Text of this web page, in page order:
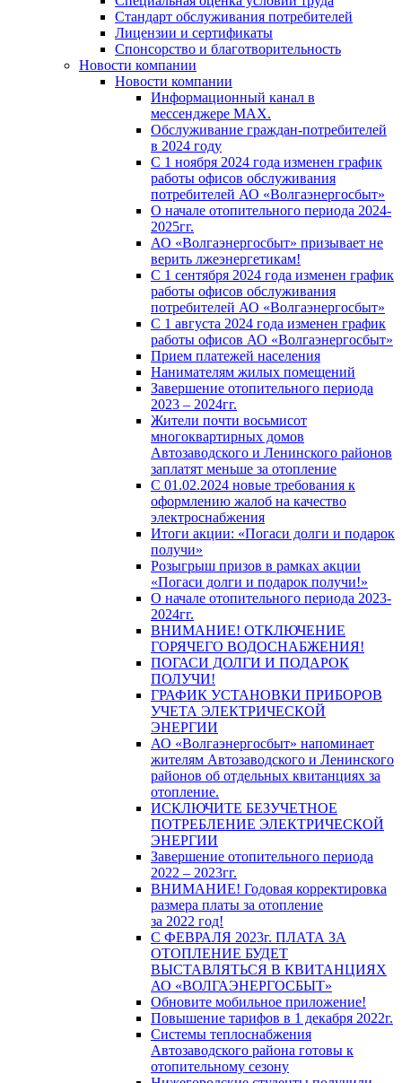
Стандарт обслуживания потребителей
Лицензии и сертификаты
Спонсорство и благотворительность
Новости компании
Новости компании
Информационный канал в
мессенджере MAX.
Обслуживание граждан-потребителей
в 2024 году
С 1 ноября 2024 года изменен график
работы офисов обслуживания
потребителей АО «Волгаэнергосбыт»
О начале отопительного периода 2024-
2025гг.
АО «Волгаэнергосбыт» призывает не
верить лжеэнергетикам!
С 1 сентября 2024 года изменен график
работы офисов обслуживания
потребителей АО «Волгаэнергосбыт»
С 1 августа 2024 года изменен график
работы офисов АО «Волгаэнергосбыт»
Прием платежей населения
Нанимателям жилых помещений
Завершение отопительного периода
2023 – 2024гг.
Жители почти восьмисот
многоквартирных домов
Автозаводского и Ленинского районов
заплатят меньше за отопление
С 01.02.2024 новые требования к
оформлению жалоб на качество
электроснабжения
Итоги акции: «Погаси долги и подарок
получи»
Розыгрыш призов в рамках акции
«Погаси долги и подарок получи!»
О начале отопительного периода 2023-
2024гг.
ВНИМАНИЕ! ОТКЛЮЧЕНИЕ
ГОРЯЧЕГО ВОДОСНАБЖЕНИЯ!
ПОГАСИ ДОЛГИ И ПОДАРОК
ПОЛУЧИ!
ГРАФИК УСТАНОВКИ ПРИБОРОВ
УЧЕТА ЭЛЕКТРИЧЕСКОЙ
ЭНЕРГИИ
АО «Волгаэнергосбыт» напоминает
жителям Автозаводского и Ленинского
районов об отдельных квитанциях за
отопление.
ИСКЛЮЧИТЕ БЕЗУЧЕТНОЕ
ПОТРЕБЛЕНИЕ ЭЛЕКТРИЧЕСКОЙ
ЭНЕРГИИ
Завершение отопительного периода
2022 – 2023гг.
ВНИМАНИЕ! Годовая корректировка
размера платы за отопление
за 2022 год!
С ФЕВРАЛЯ 2023г. ПЛАТА ЗА
ОТОПЛЕНИЕ БУДЕТ
ВЫСТАВЛЯТЬСЯ В КВИТАНЦИЯХ
АО «ВОЛГАЭНЕРГОСБЫТ»
Обновите мобильное приложение!
Повышение тарифов в 1 декабря 2022г.
Системы теплоснабжения
Автозаводского района готовы к
отопительному сезону